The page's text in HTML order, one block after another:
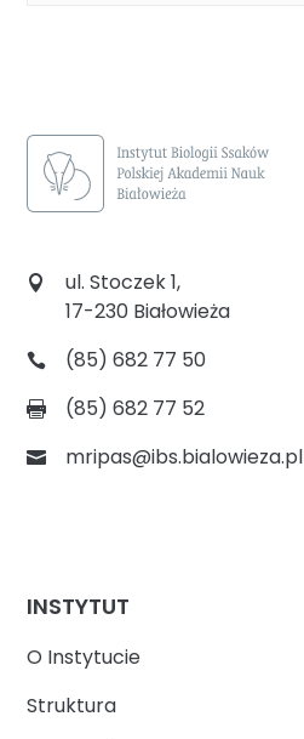
ul. Stoczek 1,
17-230 Białowieża
(85) 682 77 50
(85) 682 77 52
mripas@ibs.bialowieza.pl
INSTYTUT
O Instytucie
Struktura